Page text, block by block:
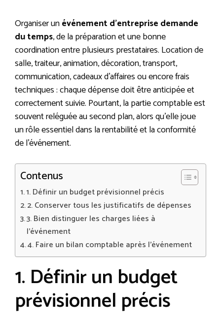
Organiser unévénement d’entreprise demande
du temps, de la préparation et une bonne
coordination entre plusieurs prestataires. Location de
salle, traiteur, animation, décoration, transport,
communication, cadeaux d’affaires ou encore frais
techniques : chaque dépense doit être anticipée et
correctement suivie. Pourtant, la partie comptable est
souvent reléguée au second plan, alors qu’elle joue
un rôle essentiel dans la rentabilité et la conformité
de l’événement.
Contenus
1. Définir un budget prévisionnel précis
2. Conserver tous les justificatifs de dépenses
3. Bien distinguer les charges liées à
l’événement
4. Faire un bilan comptable après l’événement
1. Définir un budget
prévisionnel précis